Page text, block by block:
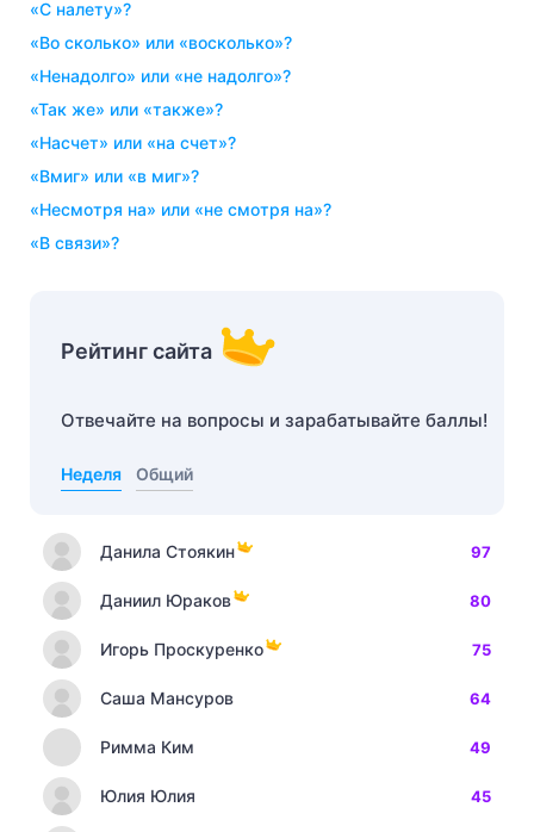
«с налету»?
«во сколько» или «восколько»?
«ненадолго» или «не надолго»?
«так же» или «также»?
«насчет» или «на счет»?
«вмиг» или «в миг»?
«несмотря на» или «не смотря на»?
«в связи»?
Рейтинг сайта
Отвечайте на вопросы и зарабатывайте баллы!
Неделя Общий
Данила Стоякин 97
Даниил Юраков 80
Игорь Проскуренко 75
Саша Мансуров 64
Римма Ким 49
Юлия Юлия 45